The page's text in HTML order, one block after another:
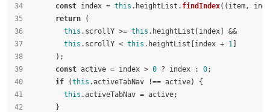
const index = this . heightList . findIndex( ( item,
return (
this . scrollY >= this . heightList [index] &&
this . scrollY < this . heightList [index + 1]
      );
const active = index > 0 ? index : 0;
if (this .activeTabNav !== active) {
this .activeTabNav = active;
      }